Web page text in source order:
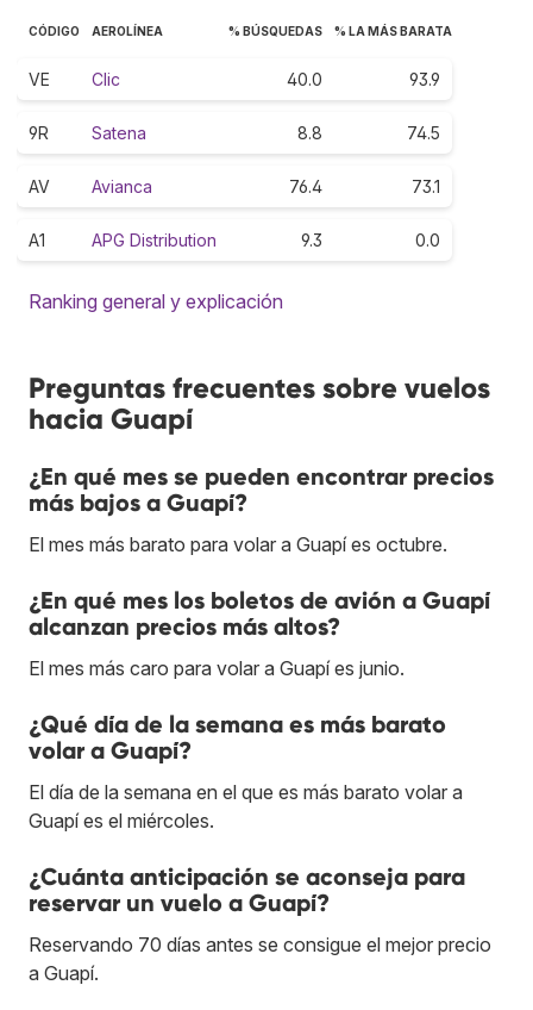
CÓDIGO AEROLÍNEA % BÚSQUEDAS % LA MÁS BARATA
VE Clic 40.0 93.9
9R Satena 8.8 74.5
AV Avianca 76.4 73.1
A1 APG Distribution 9.3 0.0
Ranking general y explicación
Preguntas frecuentes sobre vuelos
hacia Guapí
¿En qué mes se pueden encontrar precios
más bajos a Guapí?
El mes más barato para volar a Guapí es octubre.
¿En qué mes los boletos de avión a Guapí
alcanzan precios más altos?
El mes más caro para volar a Guapí es junio.
¿Qué día de la semana es más barato
volar a Guapí?
El día de la semana en el que es más barato volar a
Guapí es el miércoles.
¿Cuánta anticipación se aconseja para
reservar un vuelo a Guapí?
Reservando 70 días antes se consigue el mejor precio
a Guapí.